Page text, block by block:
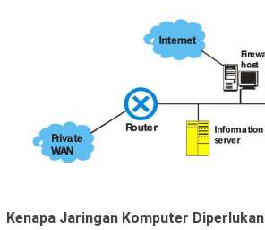
Kenapa Jaringan Komputer Diperlukan